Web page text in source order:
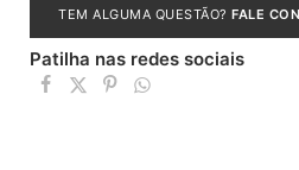
TEM ALGUMA QUESTÃO? FALE
Patilha nas redes sociais